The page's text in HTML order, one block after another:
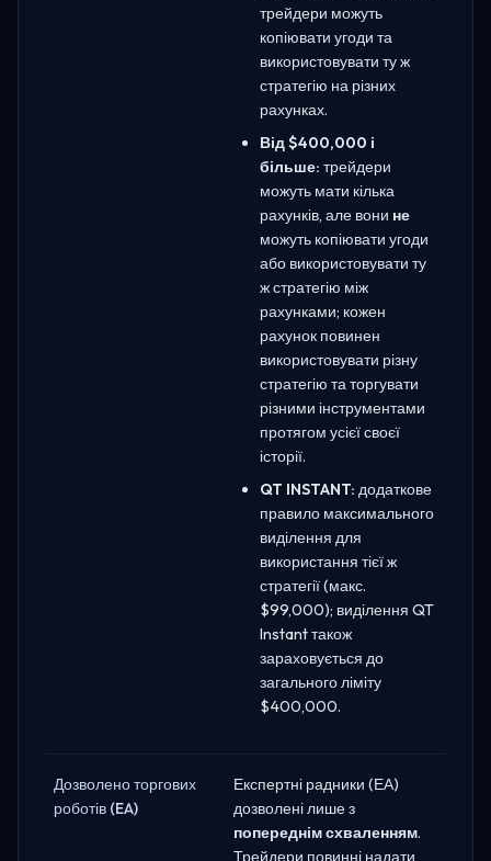
трейдери можуть
копіювати угоди та
використовувати ту ж
стратегію на різних
рахунках.
Від $400,000 і
більше: трейдери
можуть мати кілька
рахунків, але вони не
можуть копіювати угоди
або використовувати ту
ж стратегію між
рахунками; кожен
рахунок повинен
використовувати різну
стратегію та торгувати
різними інструментами
протягом усієї своєї
історії.
QT INSTANT: додаткове
правило максимального
виділення для
використання тієї ж
стратегії (макс.
$99,000); виділення QT
Instant також
зараховується до
загального ліміту
$400,000.
Дозволено торгових
роботів (EA)
Експертні радники (ЕА)
дозволені лише з
попереднім схваленням.
Трейдери повинні надати